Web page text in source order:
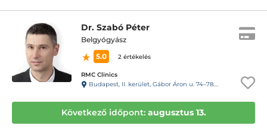
Dr. Szabó Péter
Belgyógyász
5.0
2 értékelés
RMC Clinics
Budapest, II. kerület, Gábor Áron u. 74–78. III. emelet
Következő időpont: augusztus 13.